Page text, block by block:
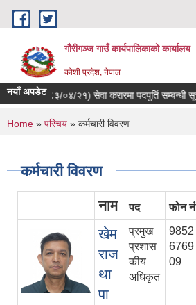
Skip to main content
गौरीगञ्‍ज गाउँ कार्यपालिकाको कार्यालय
कोशी प्रदेश, नेपाल
नयाँ अपडेट
(२०८३/०४/२१) सेवा करारमा पदपुर्ति सम्बन्धी सूचना ।
You are here
Home » परिचय » कर्मचारी विवरण
कर्मचारी विवरण
नाम पद फोन नं
खेम
राज
था
पा
प्रमुख
प्रशास
कीय
अधिकृत
9852
6769
09